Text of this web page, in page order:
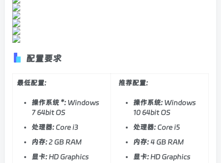
配置要求
最低配置:
操作系统 *: Windows
7 64bit OS
处理器:Core i3
内存:2 GB RAM
显卡:HD Graphics
推荐配置:
操作系统: Windows
10 64bit OS
处理器:Core i5
内存:4 GB RAM
显卡:HD Graphics